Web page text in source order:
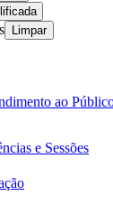
ao
e Sessões